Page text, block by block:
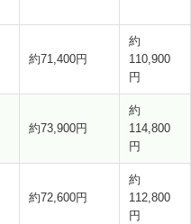
約71,400円
約
110,900
円
約73,900円
約
114,800
円
約72,600円
約
112,800
円